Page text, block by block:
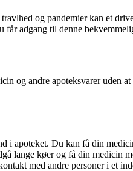
og pandemier kan et
adgang til denne
og andre apoteksvarer
i apoteket. Du kan få din
lange køer og få din medicin
med andre personer i et